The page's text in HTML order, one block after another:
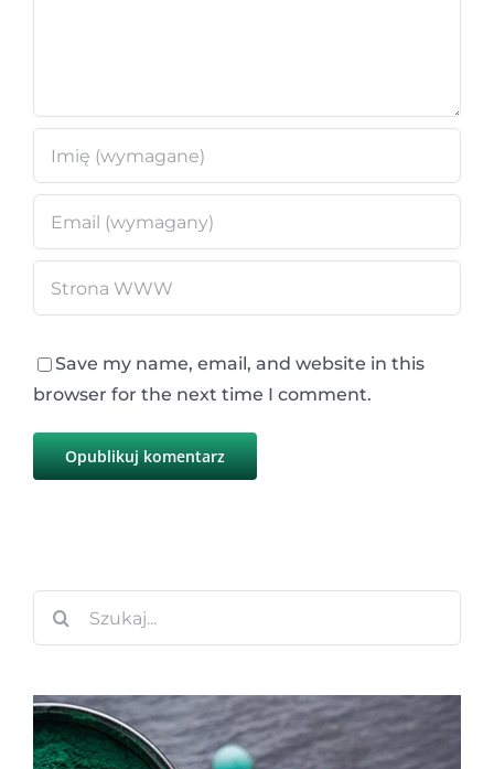
Save my name, email, and website in this
browser for the next time I comment.